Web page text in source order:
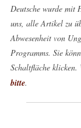
Deutsche wurde mit
uns, alle Artikel zu
Abwesenheit von
Programms. Sie
Schaltfläche klicken.
bitte.